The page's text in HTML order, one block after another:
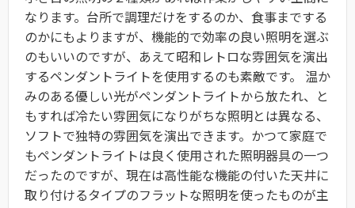
なります。台所で調理だけをするのか、食事までする
のかにもよりますが、機能的で効率の良い照明を選ぶ
のもいいのですが、あえて昭和レトロな雰囲気を演出
するペンダントライトを使用するのも素敵です。 温か
みのある優しい光がペンダントライトから放たれ、と
もすれば冷たい雰囲気になりがちな照明とは異なる、
ソフトで独特の雰囲気を演出できます。かつて家庭で
もペンダントライトは良く使用された照明器具の一つ
だったのですが、現在は高性能な機能の付いた天井に
取り付けるタイプのフラットな照明を使ったものが主